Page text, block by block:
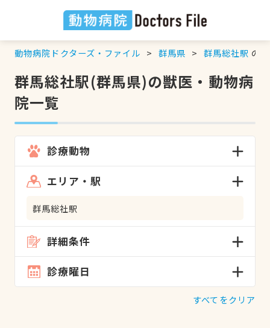
動物病院ドクターズ・ファイル 群馬県 群馬総社駅 の
群馬総社駅(群馬県)の獣医・動物病
院一覧
診療動物
エリア・駅
群馬総社駅
詳細条件
診療曜日
すべてをクリア